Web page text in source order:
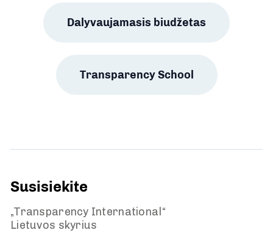
Dalyvaujamasis biudžetas
Transparency School
Susisiekite
„Transparency International“
Lietuvos skyrius